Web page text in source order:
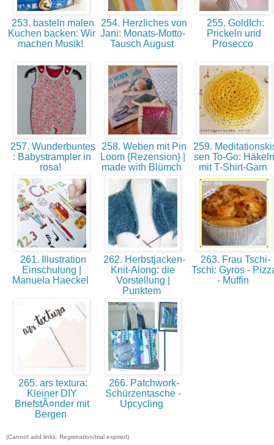
253. basteln malen
Kuchen backen: Wir
machen Musik!
254. Herzliches von
Jani: Monats-Motto-
Tausch August
255. GoldIch:
Prickeln und
Prosecco
257. Wunderbuntes
: Babystrampler in
rosa!
258. Weben mit Pin
Loom {Rezension} |
made with Blümch
259.
sen To-Go: Häkeln
mit T-Shirt-Garn
261. Illustration
Einschulung |
Manuela Haeckel
262. Herbstjacken-
Knit-Along: die
Vorstellung |
Punktem
263. Frau Tschi-
Tschi: Gyros -
- Muffin
265. ars textura:
Kleiner DIY
BriefstÃ¤nder mit
Bergen
266. Patchwork-
Schürzentasche -
Upcycling
(Cannot add links: Registration/trial expired)